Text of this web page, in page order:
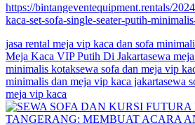
https://bintangeventequipment.rentals/
kaca-set-sofa-single-seater-putih-
jasa rental meja vip kaca dan sofa
Meja Kaca VIP Putih Di Jakartasewa
minimalis kotaksewa sofa dan meja vip
minimalis dan meja vip kaca jakartasewa
meja vip kaca